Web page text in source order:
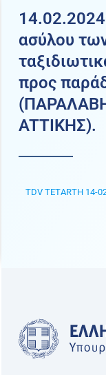
ασύλου
προς
ATTIKHΣ).
TDV TETARTH 14-